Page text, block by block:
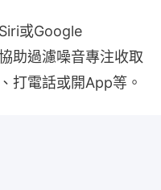
或Google
助過濾噪音專注收取
打電話或開App等。